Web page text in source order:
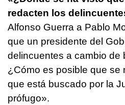
redacten los
Alfonso Guerra a Pablo
que un presidente del
delincuentes a cambio de
¿Cómo es posible que se
que está buscado por la
prófugo».